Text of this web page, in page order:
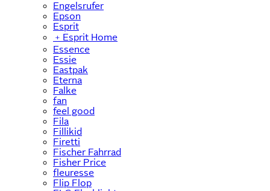
Engelsrufer
Epson
Esprit
﹢ Esprit Home
Essence
Essie
Eastpak
Eterna
Falke
fan
feel good
Fila
Fillikid
Firetti
Fischer Fahrrad
Fisher Price
fleuresse
Flip Flop